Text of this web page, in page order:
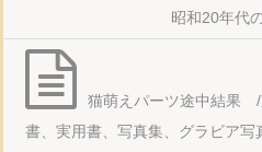
昭和20年代
猫萌えパーツ途中結果 /
書、実用書、写真集、グラビア写